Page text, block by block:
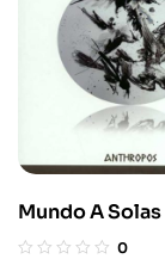
Mundo A Solas
0